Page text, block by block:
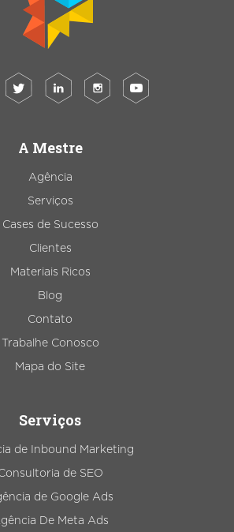
A Mestre
Agência
Serviços
Cases de Sucesso
Clientes
Materiais Ricos
Blog
Contato
Trabalhe Conosco
Mapa do Site
Serviços
de Inbound Marketing
de SEO
de Google Ads
De Meta Ads